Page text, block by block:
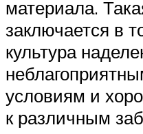
материала.
заключается в
культура
условиям и
к различным